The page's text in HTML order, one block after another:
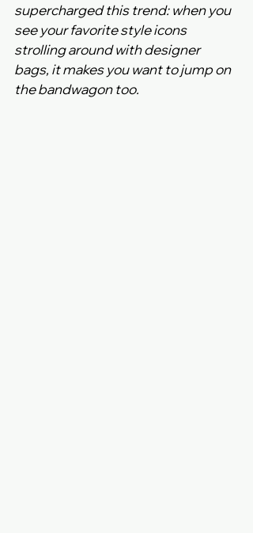
supercharged this trend: when you
see your favorite style icons
strolling around with designer
bags, it makes you want to jump on
the bandwagon too.